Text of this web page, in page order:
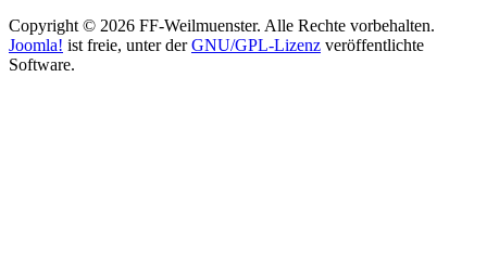
Copyright © 2026 FF-Weilmuenster. Alle Rechte vorbehalten.
Joomla! ist freie, unter derGNU/GPL-Lizenz veröffentlichte
Software.